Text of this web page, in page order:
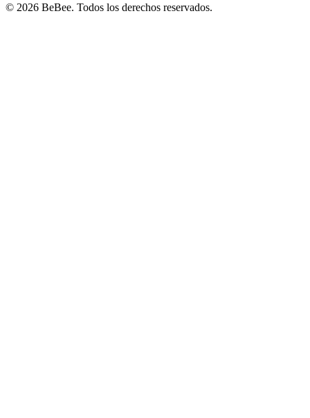
© 2026 BeBee. Todos los derechos reservados.